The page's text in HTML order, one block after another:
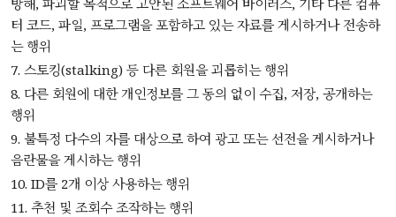
방해, 파괴할 목적으로 고안된 소프트웨어 바이러스, 기타 다른 컴퓨
터 코드, 파일, 프로그램을 포함하고 있는 자료를 게시하거나 전송하
는 행위
7. 스토킹(stalking) 등 다른 회원을 괴롭히는 행위
8. 다른 회원에 대한 개인정보를 그 동의 없이 수집, 저장, 공개하는
행위
9. 불특정 다수의 자를 대상으로 하여 광고 또는 선전을 게시하거나
음란물을 게시하는 행위
10. ID를 2개 이상 사용하는 행위
11. 추천 및 조회수 조작하는 행위